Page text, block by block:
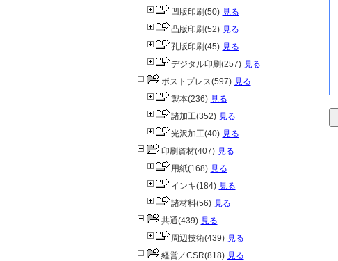
凹版印刷(50) 見る
凸版印刷(52) 見る
孔版印刷(45) 見る
デジタル印刷(257) 見る
ポストプレス(597) 見る
製本(236) 見る
諸加工(352) 見る
光沢加工(40) 見る
印刷資材(407) 見る
用紙(168) 見る
インキ(184) 見る
諸材料(56) 見る
共通(439) 見る
周辺技術(439) 見る
経営／CSR(818) 見る